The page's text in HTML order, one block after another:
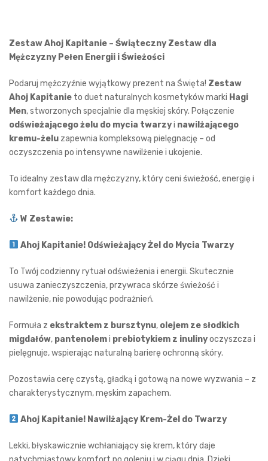
Zestaw Ahoj Kapitanie – Świąteczny Zestaw dla
Mężczyzny Pełen Energii i Świeżości
Podaruj mężczyźnie wyjątkowy prezent na Święta! Zestaw
Ahoj Kapitanie to duet naturalnych kosmetyków marki Hagi
Men, stworzonych specjalnie dla męskiej skóry. Połączenie
odświeżającego żelu do mycia twarzyi nawilżającego
kremu-żelu zapewnia kompleksową pielęgnację – od
oczyszczenia po intensywne nawilżenie i ukojenie.
To idealny zestaw dla mężczyzny, który ceni świeżość, energię i
komfort każdego dnia.
W Zestawie:
Ahoj Kapitanie! Odświeżający Żel do Mycia Twarzy
To Twój codzienny rytuał odświeżenia i energii. Skutecznie
usuwa zanieczyszczenia, przywraca skórze świeżość i
nawilżenie, nie powodując podrażnień.
Formuła z ekstraktem z bursztynu, olejem ze słodkich
migdałów, pantenolemi prebiotykiem z inulinyoczyszcza i
pielęgnuje, wspierając naturalną barierę ochronną skóry.
Pozostawia cerę czystą, gładką i gotową na nowe wyzwania – z
charakterystycznym, męskim zapachem.
Ahoj Kapitanie! Nawilżający Krem-Żel do Twarzy
Lekki, błyskawicznie wchłaniający się krem, który daje